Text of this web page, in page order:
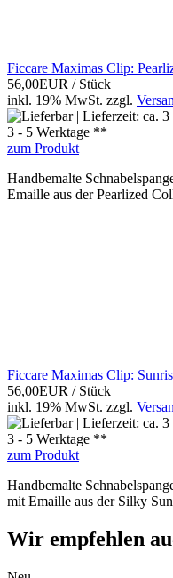
Ficcare Maximas Clip:
56,00EUR / Stück
inkl. 19% MwSt. zzgl.
3 - 5 Werktage **
zum Produkt
Handbemalte
Emaille aus der Pearlized
Ficcare Maximas Clip:
56,00EUR / Stück
inkl. 19% MwSt. zzgl.
3 - 5 Werktage **
zum Produkt
Handbemalte
mit Emaille aus der Silky
Wir empfehlen